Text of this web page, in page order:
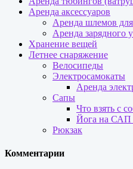
Аренда аксессуаров
Аренда шлемов
Аренда зарядного
Хранение вещей
Летнее снаряжение
Велосипеды
Электросамокаты
Аренда
Сапы
Что взять с
Йога на САП
Рюкзак
Комментарии